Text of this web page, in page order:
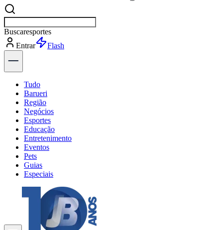
Buscarpolítica
Entrar
Explorar
Tudo
Barueri
Região
Negócios
Esportes
Educação
Entretenimento
Eventos
Pets
Guias
Especiais
Explore Tudo
Últimas Notícias
Previsão do Tempo
Trânsito e Rotas